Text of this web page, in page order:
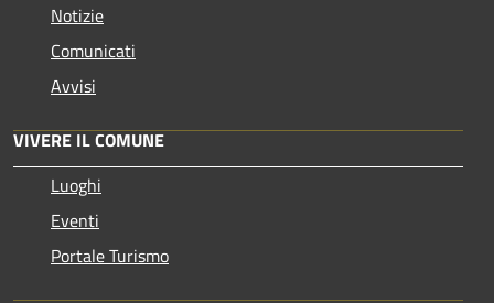
Notizie
Comunicati
Avvisi
VIVERE IL COMUNE
Luoghi
Eventi
Portale Turismo